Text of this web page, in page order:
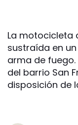
La motocicleta
sustraída en
arma de fuego.
del barrio San
disposición de